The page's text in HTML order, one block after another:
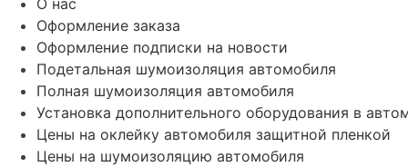
Оформление заказа
Оформление подписки на новости
Подетальная шумоизоляция автомобиля
Полная шумоизоляция автомобиля
Установка дополнительного оборудования в
Цены на оклейку автомобиля защитной пленкой
Цены на шумоизоляцию автомобиля